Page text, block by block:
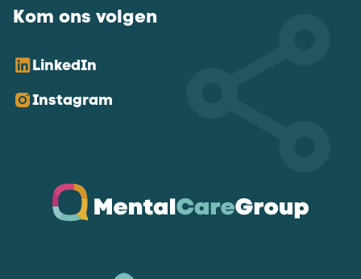
Kom ons volgen
LinkedIn
Instagram